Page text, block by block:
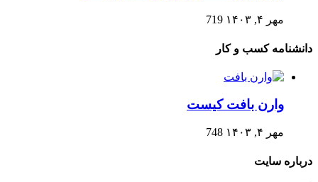
مهر ۴, ۱۴۰۳ 719
دانشنامه کسب و کار
وارن بافت کیست
مهر ۴, ۱۴۰۳ 748
درباره سایت